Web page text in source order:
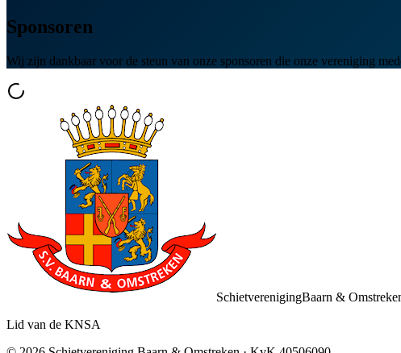
Sponsoren
Wij zijn dankbaar voor de steun van onze sponsoren die onze vereniging
SchietverenigingBaarn &
Lid van de KNSA